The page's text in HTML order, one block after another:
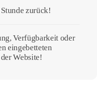
zurück!
Verfügbarkeit oder
eingebetteten
Website!